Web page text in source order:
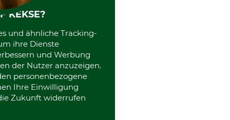
KEKSE?
und ähnliche Tracking-
ihre Dienste
und Werbung
der Nutzer anzuzeigen.
personenbezogene
Ihre Einwilligung
Zukunft widerrufen